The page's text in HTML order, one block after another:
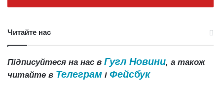
Читайте нас
Підписуйтеся на нас в Гугл Новини, а також
читайте в Телеграм і Фейсбук